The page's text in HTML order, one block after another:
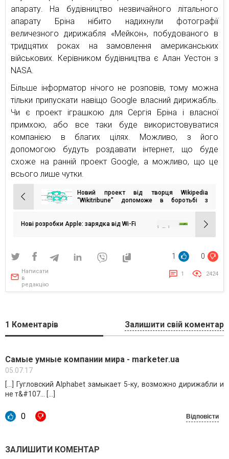
апарату. На будівництво незвичайного літального
апарату Бріна нібито надихнули фотографії
величезного дирижабля «Мейкон», побудованого в
тридцятих роках на замовлення американських
військових. Керівником будівництва є Алан Уестон з
NASA.
Більше інформатор нічого не розповів, тому можна
тільки припускати навіщо Google власний дирижабль.
Чи є проект іграшкою для Сергія Бріна і власної
примхою, або все таки буде використовуватися
компанією в благих цілях. Можливо, з його
допомогою будуть роздавати інтернет, що буде
схоже на ранній проект Google, а можливо, що це
всього лише чутки.
Навігація
записів
Новий проект від творця Wikipedia
“Wikitribune” допоможе в боротьбі з
Нові розробки Apple: зарядка від Wi-Fi
1 0
Написати
в
редакцію
1 2424
1 Коментарів Залишити свій коментар
Самые умные компании мира - marketer.ua
05.07.17
[…] Гугловский Alphabet замыкает 5-ку, возможно дирижабли и
не т&#107… […]
0 Відповісти
ЗАЛИШИТИ КОМЕНТАР